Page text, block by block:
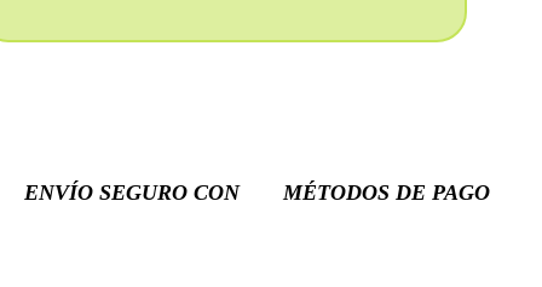
ENVÍO SEGURO CON MÉTODOS DE PAGO